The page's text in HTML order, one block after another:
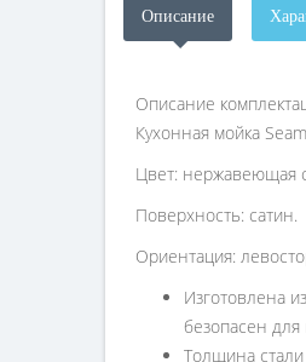
Описание
Описание
Кухонная мойка
Цвет: нержавеющая
Поверхность: сатин.
Ориентация:
Изготовлена
безопасен
Толщина